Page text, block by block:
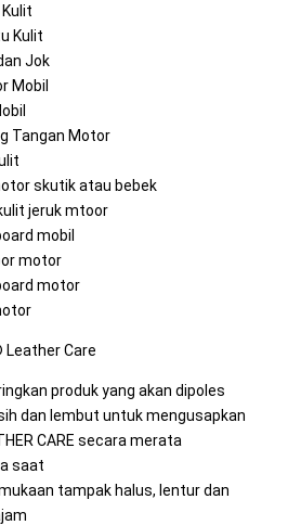
Kulit
Jok
Mobil
Tangan Motor
skutik atau bebek
jeruk mtoor
mobil
motor
motor
Leather Care
produk yang akan dipoles
dan lembut untuk mengusapkan
CARE secara merata
saat
tampak halus, lentur dan